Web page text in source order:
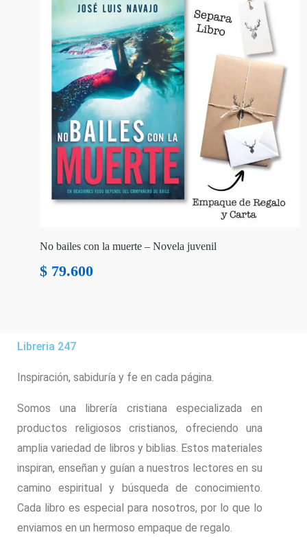
No bailes con la muerte – Novela juvenil
$ 79.600
Libreria 247
Inspiración, sabiduría y fe en cada página.
Somos una librería cristiana especializada en
productos religiosos cristianos, ofreciendo una
amplia variedad de libros y biblias. Estos materiales
inspiran, enseñan y guían a nuestros lectores en su
camino espiritual y búsqueda de conocimiento.
Cada libro es especial para nosotros, por lo que lo
enviamos en un hermoso empaque de regalo.